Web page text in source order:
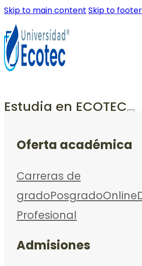
Skip to main content Skip to footer
Estudia en ECOTEC
Oferta académica
Carreras de
gradoPosgradoOnline
Profesional
Admisiones